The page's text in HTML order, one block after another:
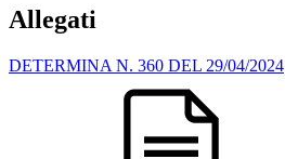
Allegati
DETERMINA N. 360 DEL 29/04/2024